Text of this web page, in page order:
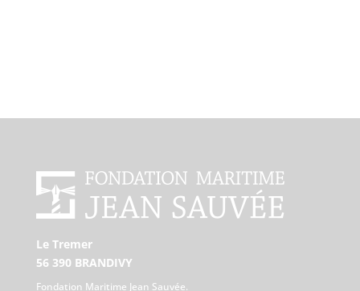
Le Tremer
56 390 BRANDIVY
Fondation Maritime Jean Sauvée.